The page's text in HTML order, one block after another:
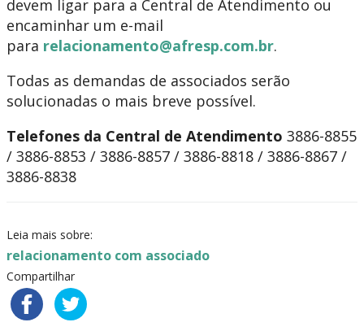
devem ligar para a Central de Atendimento ou
encaminhar um e-mail
para relacionamento@afresp.com.br.
Todas as demandas de associados serão
solucionadas o mais breve possível.
Telefones da Central de Atendimento 3886-8855
/ 3886-8853 / 3886-8857 / 3886-8818 / 3886-8867 /
3886-8838
Leia mais sobre:
relacionamento com associado
Compartilhar